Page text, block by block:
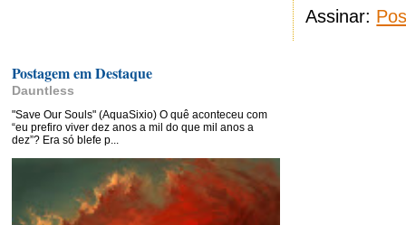
Assinar:
Postagem em Destaque
Dauntless
"Save Our Souls" (AquaSixio) O quê aconteceu com
“eu prefiro viver dez anos a mil do que mil anos a
dez”? Era só blefe p...